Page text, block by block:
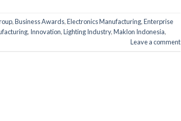
,Business Awards,Electronics Manufacturing,Enterprise
, Innovation,Lighting Industry,Maklon Indonesia,
Leave a comment